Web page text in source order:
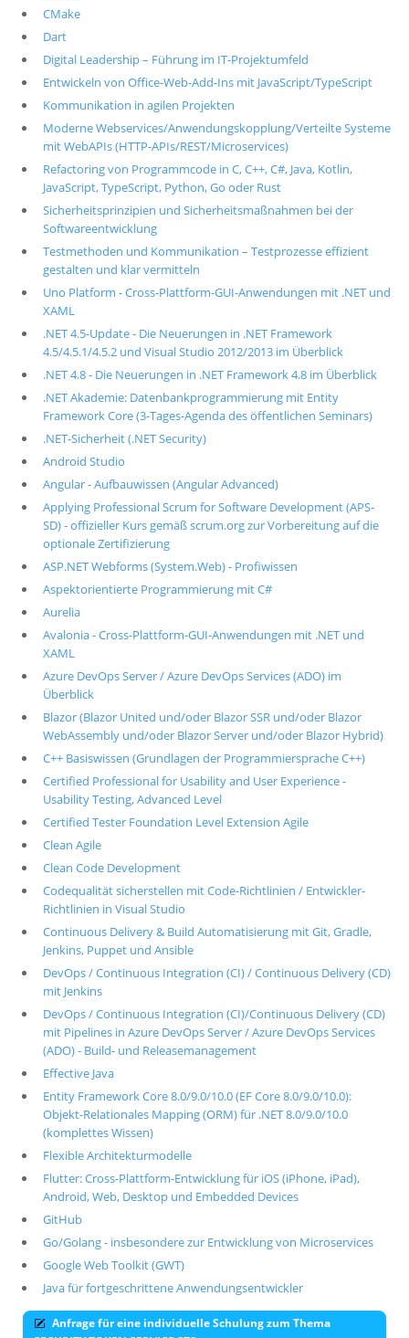
CMake
Dart
Digital Leadership – Führung im IT-Projektumfeld
Entwickeln von Office-Web-Add-Ins mit JavaScript/TypeScript
Kommunikation in agilen Projekten
Moderne Webservices/Anwendungskopplung/Verteilte Systeme
mit WebAPIs (HTTP-APIs/REST/Microservices)
Refactoring von Programmcode in C, C++, C#, Java, Kotlin,
JavaScript, TypeScript, Python, Go oder Rust
Sicherheitsprinzipien und Sicherheitsmaßnahmen bei der
Softwareentwicklung
Testmethoden und Kommunikation – Testprozesse effizient
gestalten und klar vermitteln
Uno Platform - Cross-Plattform-GUI-Anwendungen mit .NET und
XAML
.NET 4.5-Update - Die Neuerungen in .NET Framework
4.5/4.5.1/4.5.2 und Visual Studio 2012/2013 im Überblick
.NET 4.8 - Die Neuerungen in .NET Framework 4.8 im Überblick
.NET Akademie: Datenbankprogrammierung mit Entity
Framework Core (3-Tages-Agenda des öffentlichen Seminars)
.NET-Sicherheit (.NET Security)
Android Studio
Angular - Aufbauwissen (Angular Advanced)
Applying Professional Scrum for Software Development (APS-
SD) - offizieller Kurs gemäß scrum.org zur Vorbereitung auf die
optionale Zertifizierung
ASP.NET Webforms (System.Web) - Profiwissen
Aspektorientierte Programmierung mit C#
Aurelia
Avalonia - Cross-Plattform-GUI-Anwendungen mit .NET und
XAML
Azure DevOps Server / Azure DevOps Services (ADO) im
Überblick
Blazor (Blazor United und/oder Blazor SSR und/oder Blazor
WebAssembly und/oder Blazor Server und/oder Blazor Hybrid)
C++ Basiswissen (Grundlagen der Programmiersprache C++)
Certified Professional for Usability and User Experience -
Usability Testing, Advanced Level
Certified Tester Foundation Level Extension Agile
Clean Agile
Clean Code Development
Codequalität sicherstellen mit Code-Richtlinien / Entwickler-
Richtlinien in Visual Studio
Continuous Delivery & Build Automatisierung mit Git, Gradle,
Jenkins, Puppet und Ansible
DevOps / Continuous Integration (CI) / Continuous Delivery (CD)
mit Jenkins
DevOps / Continuous Integration (CI)/Continuous Delivery (CD)
mit Pipelines in Azure DevOps Server / Azure DevOps Services
(ADO) - Build- und Releasemanagement
Effective Java
Entity Framework Core 8.0/9.0/10.0 (EF Core 8.0/9.0/10.0):
Objekt-Relationales Mapping (ORM) für .NET 8.0/9.0/10.0
(komplettes Wissen)
Flexible Architekturmodelle
Flutter: Cross-Plattform-Entwicklung für iOS (iPhone, iPad),
Android, Web, Desktop und Embedded Devices
GitHub
Go/Golang - insbesondere zur Entwicklung von Microservices
Google Web Toolkit (GWT)
Java für fortgeschrittene Anwendungsentwickler
Anfrage für eine individuelle Schulung zum Thema